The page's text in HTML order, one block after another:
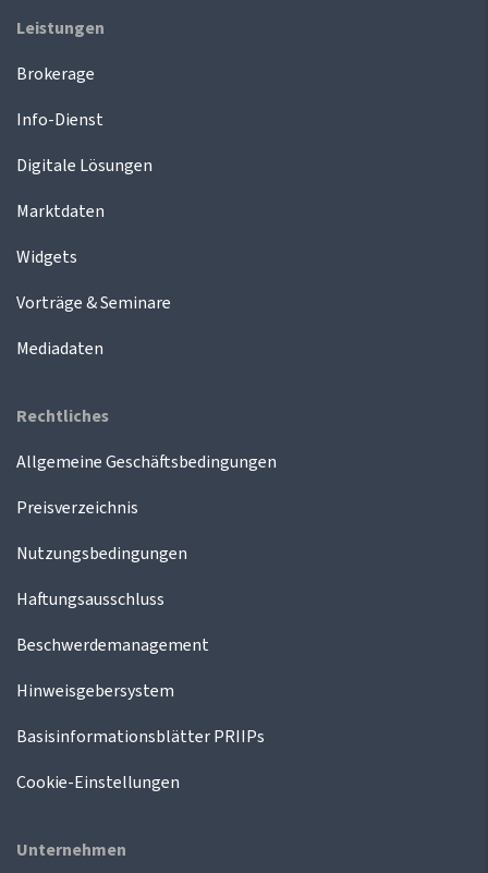
Leistungen
Brokerage
Info-Dienst
Digitale Lösungen
Marktdaten
Widgets
Vorträge & Seminare
Mediadaten
Rechtliches
Allgemeine Geschäftsbedingungen
Preisverzeichnis
Nutzungsbedingungen
Haftungsausschluss
Beschwerdemanagement
Hinweisgebersystem
Basisinformationsblätter PRIIPs
Cookie-Einstellungen
Unternehmen